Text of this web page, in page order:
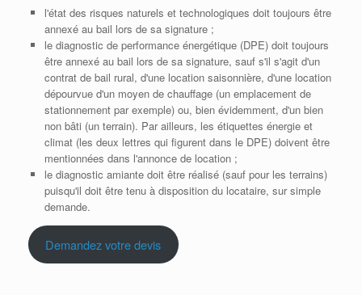
l'état des risques naturels et technologiques doit toujours être
annexé au bail lors de sa signature ;
le diagnostic de performance énergétique (DPE) doit toujours
être annexé au bail lors de sa signature, sauf s'il s'agit d'un
contrat de bail rural, d'une location saisonnière, d'une location
dépourvue d'un moyen de chauffage (un emplacement de
stationnement par exemple) ou, bien évidemment, d'un bien
non bâti (un terrain). Par ailleurs, les étiquettes énergie et
climat (les deux lettres qui figurent dans le DPE) doivent être
mentionnées dans l'annonce de location ;
le diagnostic amiante doit être réalisé (sauf pour les terrains)
puisqu'il doit être tenu à disposition du locataire, sur simple
demande.
Demandez votre devis